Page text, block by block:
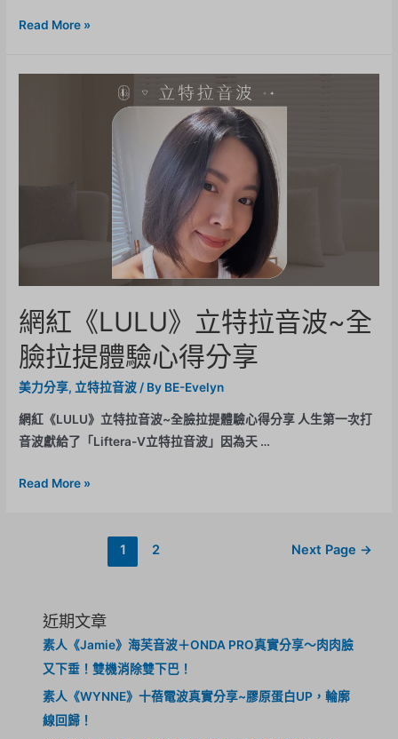
Read More »
網紅《LULU》立特拉音波~全
臉拉提體驗心得分享
美力分享, 立特拉音波 / By BE-Evelyn
網紅《LULU》立特拉音波~全臉拉提體驗心得分享 人生第一次打
音波獻給了「Liftera-V立特拉音波」因為天 …
Read More »
1 2 Next Page →
近期文章
素人《Jamie》海芙音波＋ONDA PRO真實分享～肉肉臉
又下垂！雙機消除雙下巴！
素人《WYNNE》十蓓電波真實分享~膠原蛋白UP，輪廓
線回歸！